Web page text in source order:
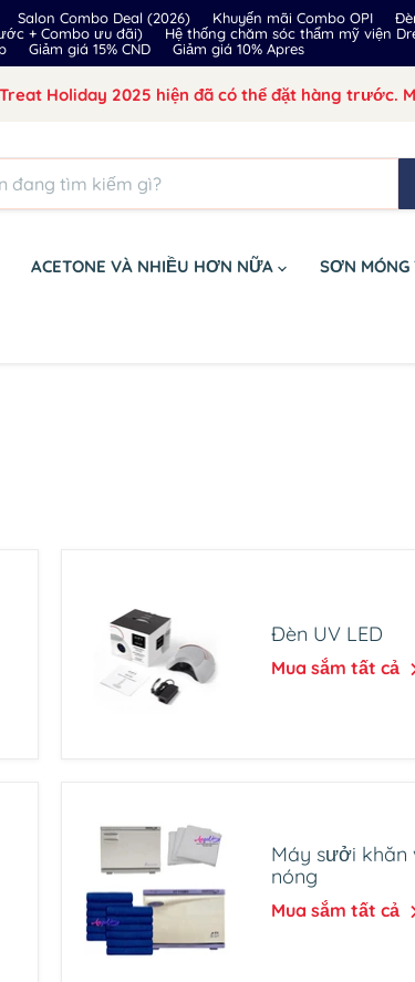
Salon Combo Deal (2026) Khuyến mãi Combo OPI
+ Combo ưu đãi) Hệ thống chăm sóc thẩm mỹ viện
Giảm giá 15% CND Giảm giá 10% Apres
Treat Holiday 2025 hiện đã có thể đặt hàng
ACETONE VÀ NHIỀU HƠN NỮA SƠN MÓNG
Đèn UV LED
Mua sắm tất cả
Máy sưởi khăn
nóng
Mua sắm tất cả